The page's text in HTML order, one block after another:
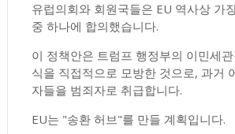
유럽의회와 회원국들은 EU 역사상 가
중 하나에 합의했습니다.
이 정책안은 트럼프 행정부의 이민세
식을 직접적으로 모방한 것으로, 과거
자들을 범죄자로 취급합니다.
EU는 "송환 허브"를 만들 계획입니다.